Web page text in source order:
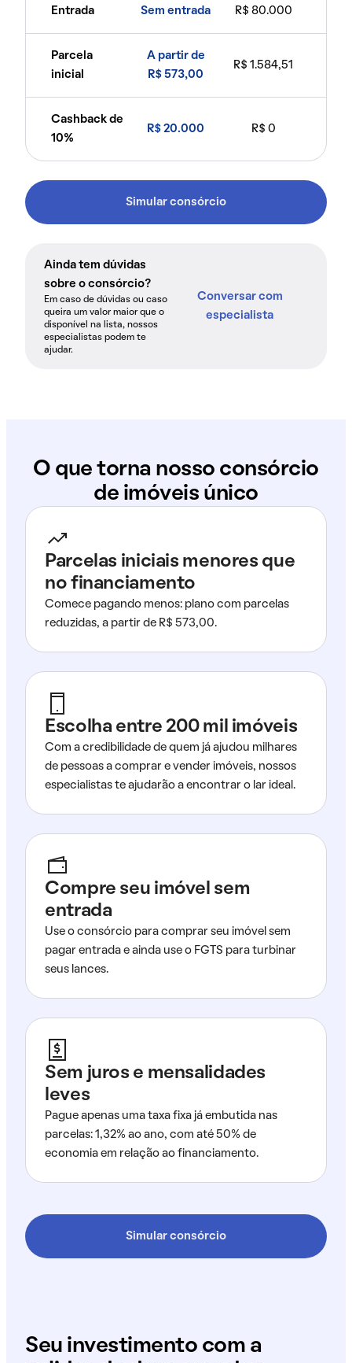
Entrada Sem entrada R$ 80.000
Parcela
inicial
A partir de
R$ 573,00
R$ 1.584,51
Cashback de
10%
R$ 20.000 R$ 0
Simular consórcio
Ainda tem dúvidas
sobre o consórcio?
Em caso de dúvidas ou caso
queira um valor maior que o
disponível na lista, nossos
especialistas podem te
ajudar.
Conversar com
especialista
O que torna nosso consórcio
de imóveis único
Parcelas iniciais menores que
no financiamento
Comece pagando menos: plano com parcelas
reduzidas, a partir de R$ 573,00.
Escolha entre 200 mil imóveis
Com a credibilidade de quem já ajudou milhares
de pessoas a comprar e vender imóveis, nossos
especialistas te ajudarão a encontrar o lar ideal.
Compre seu imóvel sem
entrada
Use o consórcio para comprar seu imóvel sem
pagar entrada e ainda use o FGTS para turbinar
seus lances.
Sem juros e mensalidades
leves
Pague apenas uma taxa fixa já embutida nas
parcelas: 1,32% ao ano, com até 50% de
economia em relação ao financiamento.
Simular consórcio
Seu investimento com a